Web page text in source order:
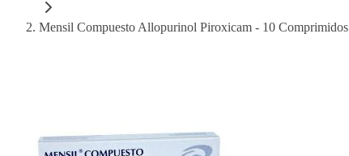
Mensil Compuesto Allopurinol Piroxicam - 10 Comprimidos